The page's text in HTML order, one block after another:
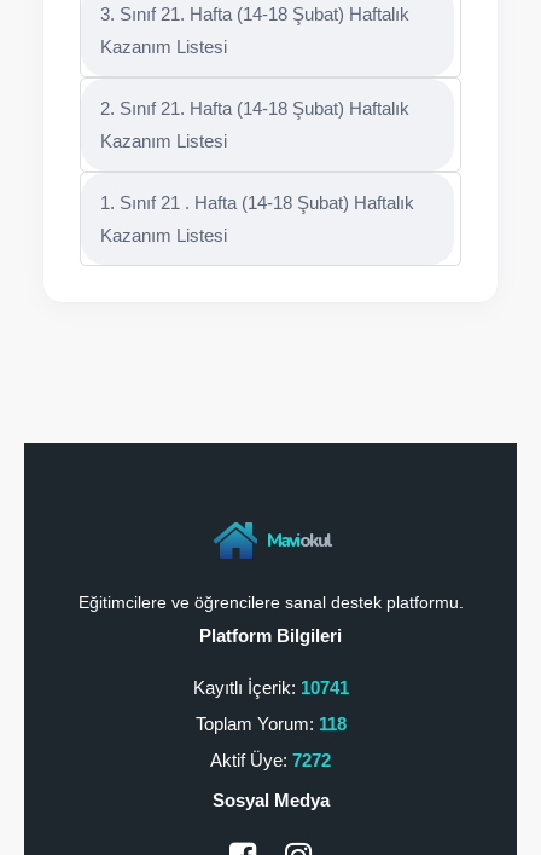
3. Sınıf 21. Hafta (14-18 Şubat) Haftalık
Kazanım Listesi
2. Sınıf 21. Hafta (14-18 Şubat) Haftalık
Kazanım Listesi
1. Sınıf 21 . Hafta (14-18 Şubat) Haftalık
Kazanım Listesi
Maviokul
Eğitimcilere ve öğrencilere sanal destek platformu.
Platform Bilgileri
Kayıtlı İçerik: 10741
Toplam Yorum: 118
Aktif Üye: 7272
Sosyal Medya